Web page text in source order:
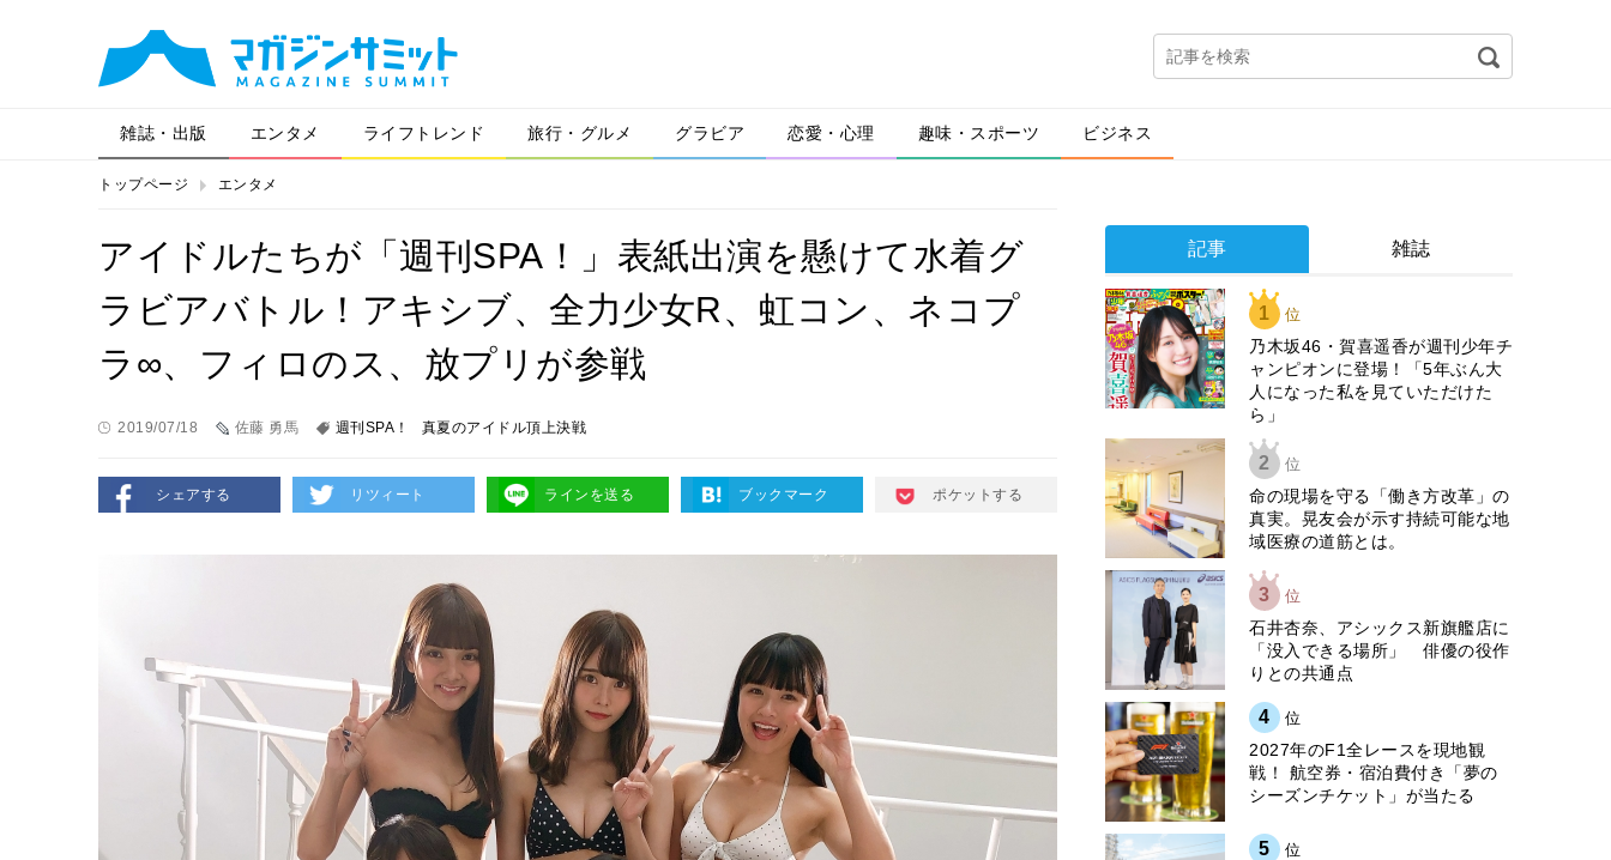
雑誌・出版 エンタメ ライフトレンド 旅行・グルメ グラビア 恋愛・心理 趣味・スポーツ ビジネス
トップページ エンタメ
アイドルたちが「週刊SPA！」表紙出演を懸けて水着グ
ラビアバトル！アキシブ、全力少女R、虹コン、ネコプ
ラ∞、フィロのス、放プリが参戦
2019/07/18 佐藤 勇馬 週刊SPA！ 真夏のアイドル頂上決戦
シェアする リツィート ラインを送る ブックマーク ポケットする
記事 雑誌
1 位
乃木坂46・賀喜遥香が週刊少年チ
ャンピオンに登場！「5年ぶん大
人になった私を見ていただけた
ら」
2 位
​命の現場を守る「働き方改革」の
真実。晃友会が示す持続可能な地
域医療の道筋とは。
3 位
石井杏奈、アシックス新旗艦店に
「没入できる場所」 俳優の役作
りとの共通点
4 位
2027年のF1全レースを現地観
戦！ 航空券・宿泊費付き「夢の
シーズンチケット」が当たる
5 位